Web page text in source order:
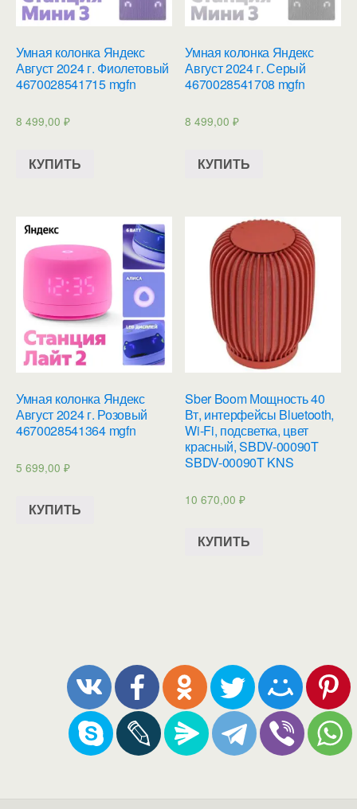
Умная колонка Яндекс
Август 2024 г. Фиолетовый
4670028541715 mgfn
8 499,00 ₽
КУПИТЬ
Умная колонка Яндекс
Август 2024 г. Серый
4670028541708 mgfn
8 499,00₽
КУПИТЬ
Умная колонка Яндекс
Август 2024 г. Розовый
4670028541364 mgfn
5 699,00 ₽
КУПИТЬ
Sber Boom Мощность 40
Вт, интерфейсы Bluetooth,
Wi-Fi, подсветка, цвет
красный, SBDV-00090T
SBDV-00090T KNS
10 670,00₽
КУПИТЬ